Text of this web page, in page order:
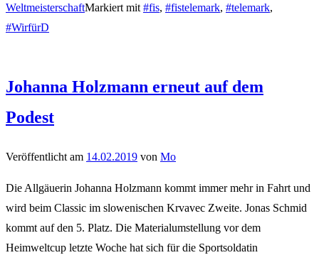
WeltmeisterschaftMarkiert mit #fis, #fistelemark, #telemark,
#WirfürD
Johanna Holzmann erneut auf dem
Podest
Veröffentlicht am 14.02.2019 von Mo
Die Allgäuerin Johanna Holzmann kommt immer mehr in Fahrt und
wird beim Classic im slowenischen Krvavec Zweite. Jonas Schmid
kommt auf den 5. Platz. Die Materialumstellung vor dem
Heimweltcup letzte Woche hat sich für die Sportsoldatin